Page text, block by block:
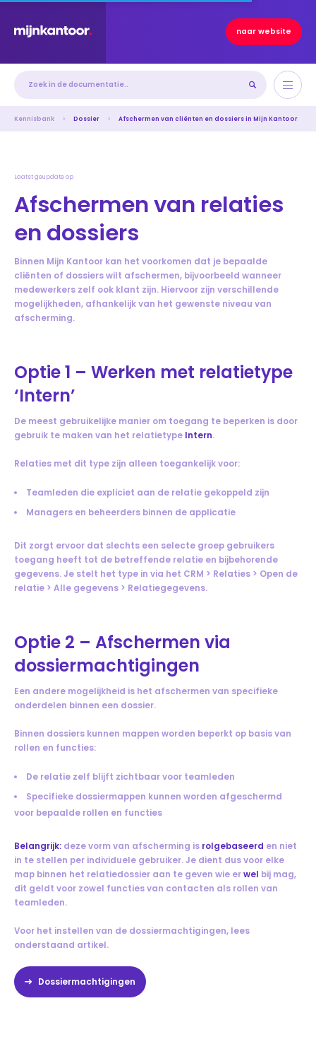
naar website
Kennisbank Dossier Afschermen van cliënten en dossiers in Mijn Kantoor
Laatst geupdate op
Afschermen van relaties
en dossiers
Binnen Mijn Kantoor kan het voorkomen dat je bepaalde
cliënten of dossiers wilt afschermen, bijvoorbeeld wanneer
medewerkers zelf ook klant zijn. Hiervoor zijn verschillende
mogelijkheden, afhankelijk van het gewenste niveau van
afscherming.
Optie 1 – Werken met relatietype
‘Intern’
De meest gebruikelijke manier om toegang te beperken is door
gebruik te maken van het relatietype Intern.
Relaties met dit type zijn alleen toegankelijk voor:
Teamleden die expliciet aan de relatie gekoppeld zijn
Managers en beheerders binnen de applicatie
Dit zorgt ervoor dat slechts een selecte groep gebruikers
toegang heeft tot de betreffende relatie en bijbehorende
gegevens. Je stelt het type in via het CRM > Relaties > Open de
relatie > Alle gegevens > Relatiegegevens.
Optie 2 – Afschermen via
dossiermachtigingen
Een andere mogelijkheid is het afschermen van specifieke
onderdelen binnen een dossier.
Binnen dossiers kunnen mappen worden beperkt op basis van
rollen en functies:
De relatie zelf blijft zichtbaar voor teamleden
Specifieke dossiermappen kunnen worden afgeschermd
voor bepaalde rollen en functies
Belangrijk: deze vorm van afscherming is rolgebaseerd en niet
in te stellen per individuele gebruiker. Je dient dus voor elke
map binnen het relatiedossier aan te geven wie erwel bij mag,
dit geldt voor zowel functies van contacten als rollen van
teamleden.
Voor het instellen van de dossiermachtigingen, lees
onderstaand artikel.
Dossiermachtigingen